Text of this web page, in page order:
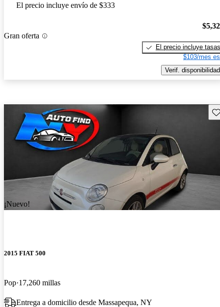
El precio incluye envío de $333
Gran oferta
El precio incluye tasas
$103/mes
Verif. disponibilidad
¡Nuevo!
2015 FIAT 500
Pop 17,260 millas
Entrega a domicilio desde Massapequa, NY